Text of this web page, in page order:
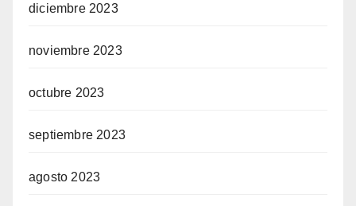
diciembre 2023
noviembre 2023
octubre 2023
septiembre 2023
agosto 2023